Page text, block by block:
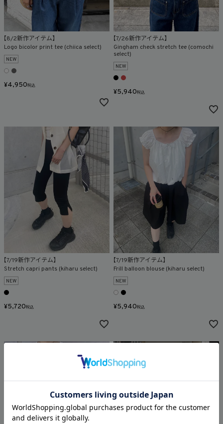
【8/2新作アイテム】
Logo bicolor print tee (chiica select)
NEW
¥4,950税込
【7/26新作アイテム】
Gingham check stretch tee (comochi
select)
NEW
¥5,940税込
【7/19新作アイテム】
Stretch capri pants (kiharu select)
NEW
¥5,720税込
【7/19新作アイテム】
Frill balloon blouse (kiharu select)
NEW
¥5,940税込